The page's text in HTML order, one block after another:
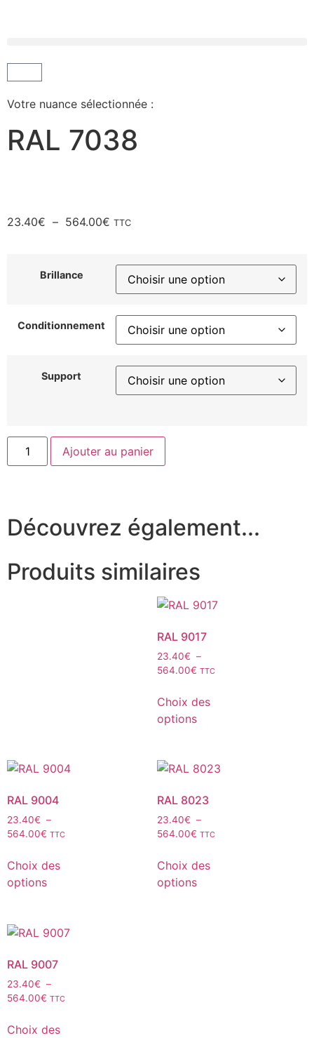
Votre nuance sélectionnée :
RAL 7038
23.40€ – 564.00€ TTC
Brillance
Conditionnement
Support
Ajouter au panier
Découvrez également...
Produits similaires
RAL 9017
23.40€ –
564.00€ TTC
Choix des
options
RAL 9004
23.40€ –
564.00€ TTC
Choix des
options
RAL 8023
23.40€ –
564.00€ TTC
Choix des
options
RAL 9007
23.40€ –
564.00€ TTC
Choix des